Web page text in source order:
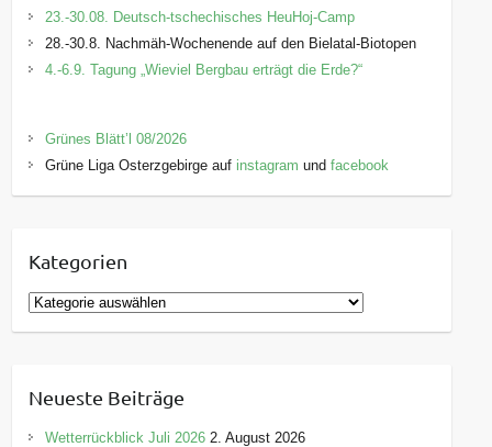
23.-30.08. Deutsch-tschechisches HeuHoj-Camp
28.-30.8. Nachmäh-Wochenende auf den Bielatal-Biotopen
4.-6.9. Tagung „Wieviel Bergbau erträgt die Erde?“
Grünes Blätt’l 08/2026
Grüne Liga Osterzgebirge auf instagram undfacebook
Kategorien
K
a
g
o
Neueste Beiträge
Wetterrückblick Juli 2026 2. August 2026